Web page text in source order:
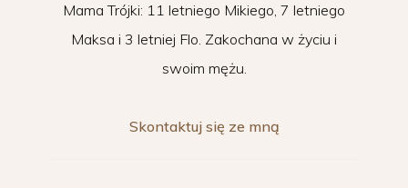
Mama Trójki: 11 letniego Mikiego, 7 letniego
Maksa i 3 letniej Flo. Zakochana w życiu i
swoim mężu.
Skontaktuj się ze mną